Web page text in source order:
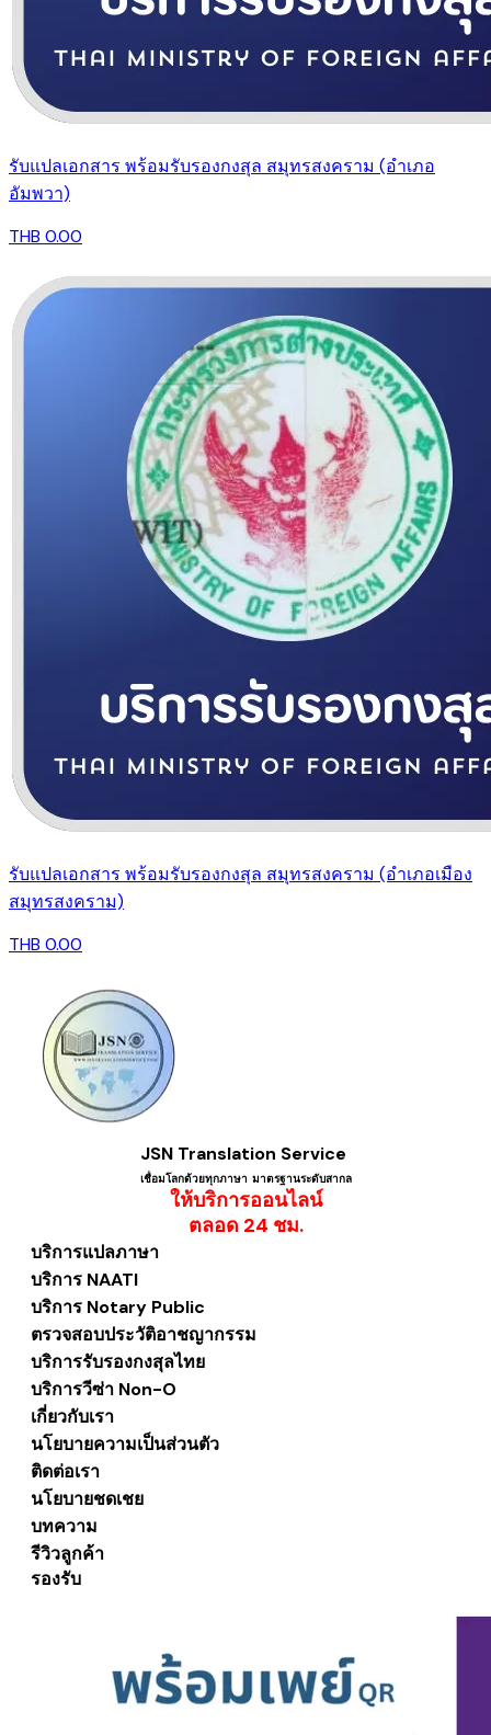
รับแปลเอกสาร พร้อมรับรองกงสุล สมุทรสงคราม (อำเภอ
อัมพวา)
THB 0.00
รับแปลเอกสาร พร้อมรับรองกงสุล สมุทรสงคราม (อำเภอเมือง
สมุทรสงคราม)
THB 0.00
JSN Translation Service
เชื่อมโลกด้วยทุกภาษา ​มาตรฐานระดับสากล
ให้บริการออนไลน์
​ตลอด 24 ชม.
บริการแปลภาษา
บริการ NAATI
บริการ Notary Public
ตรวจสอบประวัติอาชญากรรม
บริการรับรองกงสุลไทย
บริการวีซ่า Non-O
เกี่ยวกับเรา
นโยบายความเป็นส่วนตัว
ติดต่อเรา
นโยบายชดเชย
บทความ
รีวิวลูกค้า
รองรับ